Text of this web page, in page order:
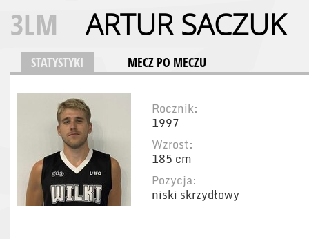
3LM ARTUR SACZUK
STATYSTYKI MECZ PO MECZU
Rocznik:
1997
Wzrost:
185 cm
Pozycja:
niski skrzydłowy